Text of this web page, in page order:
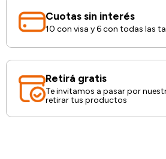
Cuotas sin interés
10 con visa y 6 con todas las
Retirá gratis
Te invitamos a pasar por
retirar tus productos